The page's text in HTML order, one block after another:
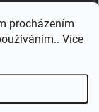
procházením
Více